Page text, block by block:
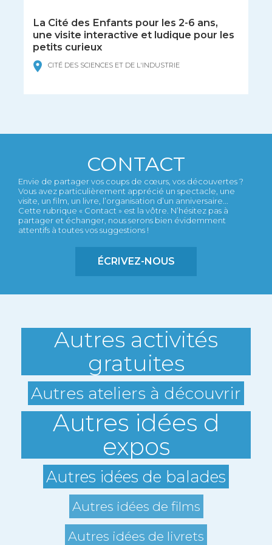
La Cité des Enfants pour les 2-6 ans,
une visite interactive et ludique pour les
petits curieux
CITÉ DES SCIENCES ET DE L'INDUSTRIE
CONTACT
Envie de partager vos coups de cœurs, vos découvertes ?
Vous avez particulièrement apprécié un spectacle, une
visite, un film, un livre, l’organisation d’un anniversaire...
Cette rubrique « Contact » est la vôtre. N’hésitez pas à
partager et échanger, nous serons bien évidemment
attentifs à toutes vos suggestions !
ÉCRIVEZ-NOUS
Autres activités
gratuites
Autres ateliers à découvrir
Autres idées d
expos
Autres idées de balades
Autres idées de films
Autres idées de livrets